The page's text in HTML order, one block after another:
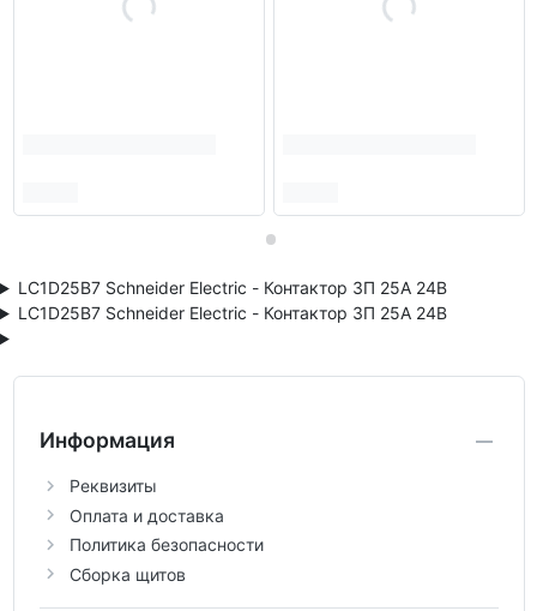
LC1D25B7 Schneider Electric - Контактор 3П 25A 24В
LC1D25B7 Schneider Electric - Контактор 3П 25A 24В
Информация
Реквизиты
Оплата и доставка
Политика безопасности
Сборка щитов